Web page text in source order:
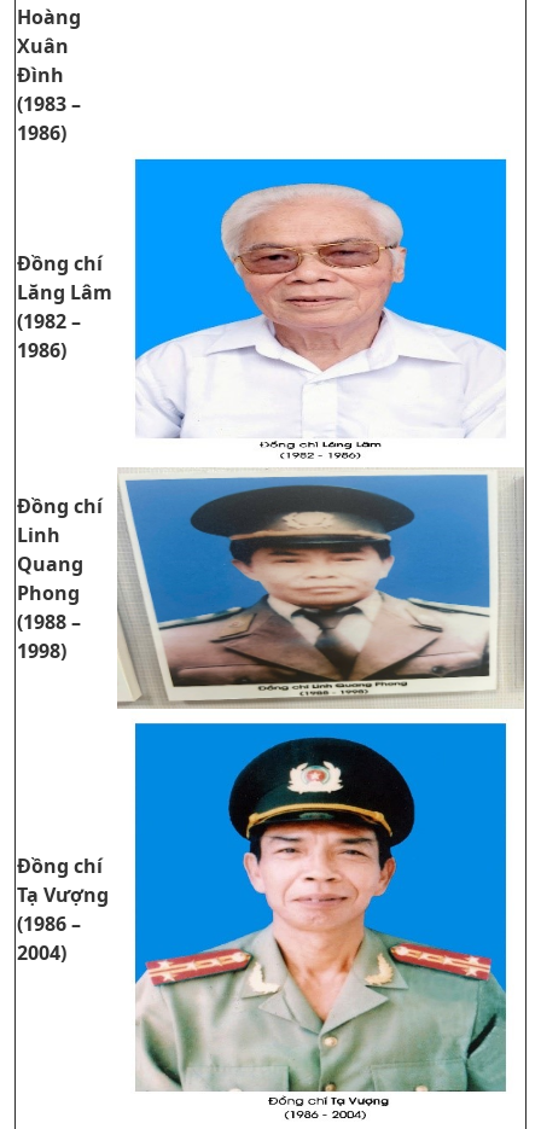
Hoàng
Xuân
Đình
(1983 –
1986)
Đồng chí
Lăng Lâm
(1982 –
1986)
Đồng chí
Linh
Quang
Phong
(1988 –
1998)
Đồng chí
Tạ Vượng
(1986 –
2004)